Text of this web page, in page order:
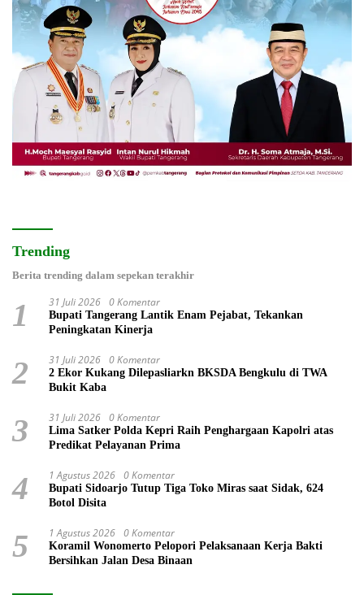
Trending
Berita trending dalam sepekan terakhir
1 31 Juli 2026 0 Komentar
Bupati Tangerang Lantik Enam Pejabat, Tekankan
Peningkatan Kinerja
2 31 Juli 2026 0 Komentar
2 Ekor Kukang Dilepasliarkn BKSDA Bengkulu di TWA
Bukit Kaba
3 31 Juli 2026 0 Komentar
Lima Satker Polda Kepri Raih Penghargaan Kapolri atas
Predikat Pelayanan Prima
4 1 Agustus 2026 0 Komentar
Bupati Sidoarjo Tutup Tiga Toko Miras saat Sidak, 624
Botol Disita
5 1 Agustus 2026 0 Komentar
Koramil Wonomerto Pelopori Pelaksanaan Kerja Bakti
Bersihkan Jalan Desa Binaan